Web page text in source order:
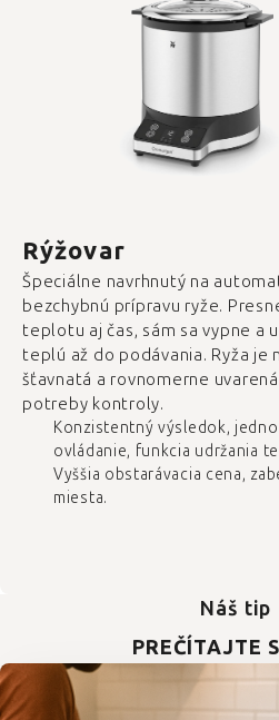
Rýžovar
Špeciálne navrhnutý na
bezchybnú prípravu ryže.
teplotu aj čas, sám sa vypne a
teplú až do podávania. Ryža je
šťavnatá a rovnomerne
potreby kontroly.
Konzistentný výsledok,
ovládanie, funkcia udržania
Vyššia obstarávacia cena,
miesta.
Náš tip
PREČÍTAJTE